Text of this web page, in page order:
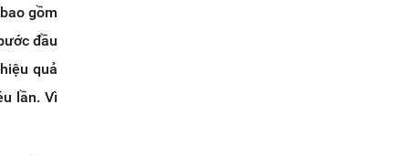
gồm
đầu
quả
lần. Vì